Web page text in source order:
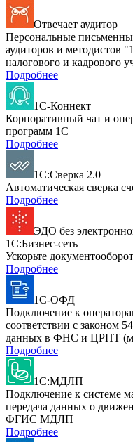
Отвечает аудитор
Персональные
аудиторов и методистов
налогового и кадрового
Подробнее
1С-Коннект
Корпоративный чат и
программ 1С
Подробнее
1С:Сверка 2.0
Автоматическая сверка
Подробнее
ЭДО без
1С:Бизнес-сеть
Ускорьте
Подробнее
1С-ОФД
Подключение к
соответствии с законом
данных в ФНС и ЦРПТ
Подробнее
1С:МДЛП
Подключение к системе
передача данных о
ФГИС МДЛП
Подробнее